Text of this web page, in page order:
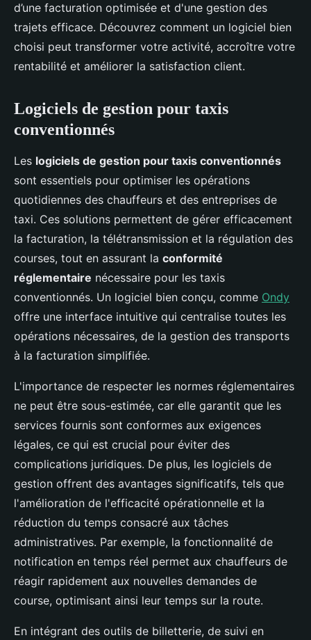
d’une facturation optimisée et d'une gestion des
trajets efficace. Découvrez comment un logiciel bien
choisi peut transformer votre activité, accroître votre
rentabilité et améliorer la satisfaction client.
Logiciels de gestion pour taxis
conventionnés
Les logiciels de gestion pour taxis conventionnés
sont essentiels pour optimiser les opérations
quotidiennes des chauffeurs et des entreprises de
taxi. Ces solutions permettent de gérer efficacement
la facturation, la télétransmission et la régulation des
courses, tout en assurant la conformité
réglementaire nécessaire pour les taxis
conventionnés. Un logiciel bien conçu, comme Ondy
offre une interface intuitive qui centralise toutes les
opérations nécessaires, de la gestion des transports
à la facturation simplifiée.
L'importance de respecter les normes réglementaires
ne peut être sous-estimée, car elle garantit que les
services fournis sont conformes aux exigences
légales, ce qui est crucial pour éviter des
complications juridiques. De plus, les logiciels de
gestion offrent des avantages significatifs, tels que
l'amélioration de l'efficacité opérationnelle et la
réduction du temps consacré aux tâches
administratives. Par exemple, la fonctionnalité de
notification en temps réel permet aux chauffeurs de
réagir rapidement aux nouvelles demandes de
course, optimisant ainsi leur temps sur la route.
En intégrant des outils de billetterie, de suivi en